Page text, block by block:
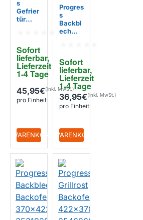
Sofort
lieferbar,
Lieferzeit
1-4 Tage
s
Gefrier
tür
6373
45,95€
pro Einheit
+ WARENKORB
Sofort
lieferbar,
Lieferzeit
1-4 Tage
Progres
s
Backbl
ech
65mm /
353245
8043
36,95€
pro Einheit
+ WARENKORB